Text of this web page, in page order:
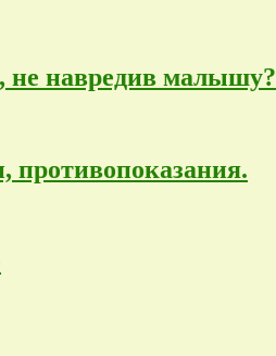
не навредив малышу?
противопоказания.